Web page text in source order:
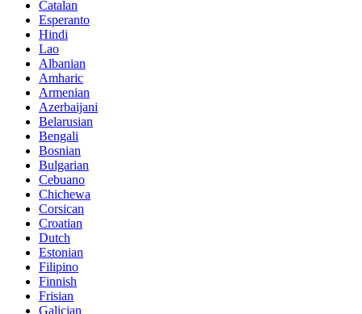
Catalan
Esperanto
Hindi
Lao
Albanian
Amharic
Armenian
Azerbaijani
Belarusian
Bengali
Bosnian
Bulgarian
Cebuano
Chichewa
Corsican
Croatian
Dutch
Estonian
Filipino
Finnish
Frisian
Galician